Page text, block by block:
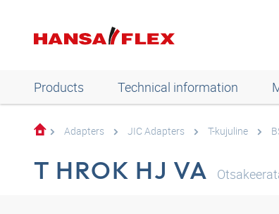
Products Technical information
Adapters JIC Adapters T-kujuline
T HROK HJ VA